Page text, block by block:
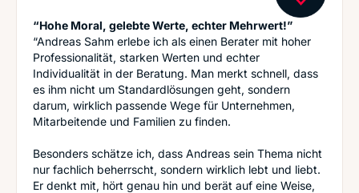
“Hohe Moral, gelebte Werte, echter Mehrwert!”
“Andreas Sahm erlebe ich als einen Berater mit hoher
Professionalität, starken Werten und echter
Individualität in der Beratung. Man merkt schnell, dass
es ihm nicht um Standardlösungen geht, sondern
darum, wirklich passende Wege für Unternehmen,
Mitarbeitende und Familien zu finden.
Besonders schätze ich, dass Andreas sein Thema nicht
nur fachlich beherrscht, sondern wirklich lebt und liebt.
Er denkt mit, hört genau hin und berät auf eine Weise,